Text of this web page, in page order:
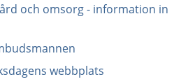
och omsorg - information in
webbplats